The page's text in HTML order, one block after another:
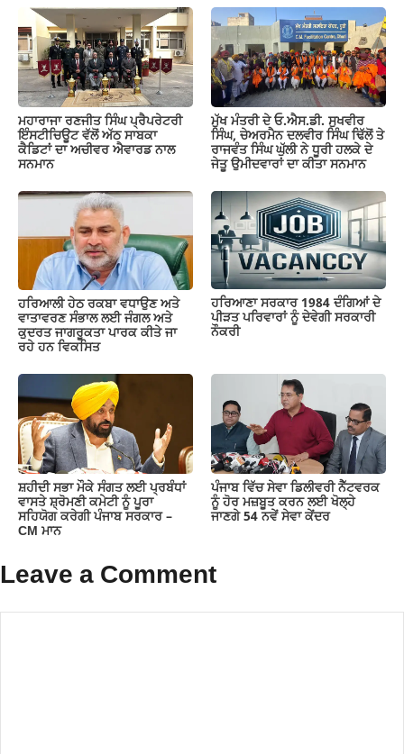
ਮਹਾਰਾਜਾ ਰਣਜੀਤ ਸਿੰਘ ਪ੍ਰੈਪਰੇਟਰੀ
ਇੰਸਟੀਚਿਊਟ ਵੱਲੋਂ ਅੱਠ ਸਾਬਕਾ
ਕੈਡਿਟਾਂ ਦਾ ਅਚੀਵਰ ਐਵਾਰਡ ਨਾਲ
ਸਨਮਾਨ
ਮੁੱਖ ਮੰਤਰੀ ਦੇ ਓ.ਐਸ.ਡੀ. ਸੁਖਵੀਰ
ਸਿੰਘ, ਚੇਅਰਮੈਨ ਦਲਵੀਰ ਸਿੰਘ ਢਿੱਲੋਂ ਤੇ
ਰਾਜਵੰਤ ਸਿੰਘ ਘੁੱਲੀ ਨੇ ਧੂਰੀ ਹਲਕੇ ਦੇ
ਜੇਤੂ ਉਮੀਦਵਾਰਾਂ ਦਾ ਕੀਤਾ ਸਨਮਾਨ
ਹਰਿਆਲੀ ਹੇਠ ਰਕਬਾ ਵਧਾਉਣ ਅਤੇ
ਵਾਤਾਵਰਣ ਸੰਭਾਲ ਲਈ ਜੰਗਲ ਅਤੇ
ਕੁਦਰਤ ਜਾਗਰੂਕਤਾ ਪਾਰਕ ਕੀਤੇ ਜਾ
ਰਹੇ ਹਨ ਵਿਕਸਿਤ
ਹਰਿਆਣਾ ਸਰਕਾਰ 1984 ਦੰਗਿਆਂ ਦੇ
ਪੀੜਤ ਪਰਿਵਾਰਾਂ ਨੂੰ ਦੇਵੇਗੀ ਸਰਕਾਰੀ
ਨੌਕਰੀ
ਸ਼ਹੀਦੀ ਸਭਾ ਮੌਕੇ ਸੰਗਤ ਲਈ ਪ੍ਰਬੰਧਾਂ
ਵਾਸਤੇ ਸ਼੍ਰੋਮਣੀ ਕਮੇਟੀ ਨੂੰ ਪੂਰਾ
ਸਹਿਯੋਗ ਕਰੇਗੀ ਪੰਜਾਬ ਸਰਕਾਰ –
CM ਮਾਨ
ਪੰਜਾਬ ਵਿੱਚ ਸੇਵਾ ਡਿਲੀਵਰੀ ਨੈੱਟਵਰਕ
ਨੂੰ ਹੋਰ ਮਜ਼ਬੂਤ ਕਰਨ ਲਈ ਖੋਲ੍ਹੇ
ਜਾਣਗੇ 54 ਨਵੇਂ ਸੇਵਾ ਕੇਂਦਰ
Leave a Comment